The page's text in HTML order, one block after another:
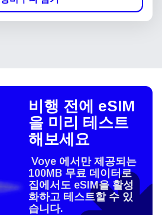
비행 전에 eSIM
을 미리 테스트
해보세요
Voye 에서만 제공되는
100MB 무료 데이터로
집에서도 eSIM을 활성
화하고 테스트할 수 있
습니다.